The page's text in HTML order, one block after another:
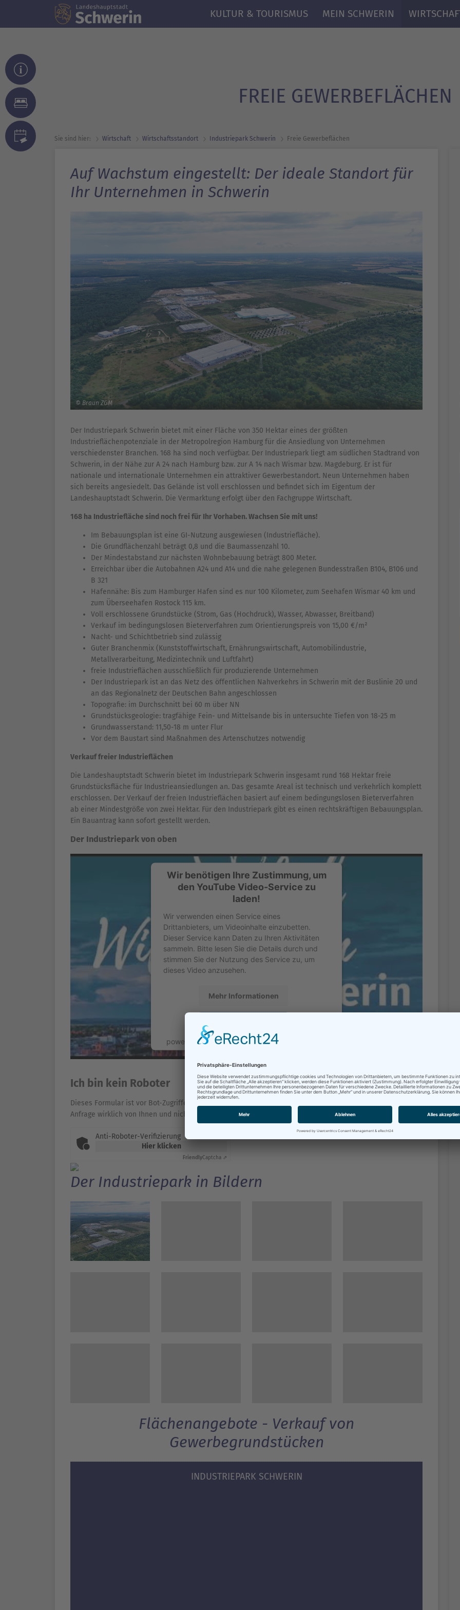
KULTUR & TOURISMUS MEIN SCHWERIN
FREIE GEWERBEFLÄCHEN
Sie sind hier: Wirtschaft Wirtschafts­standort Industrie­park Schwerin Freie Gewerbeflächen
Auf Wachstum eingestellt: Der ideale Standort für
Ihr Unternehmen in Schwerin
© Braun ZGM
Der Industriepark Schwerin bietet mit einer Fläche von 350 Hektar eines der größten
Industrieflächenpotenziale in der Metropolregion Hamburg für die Ansiedlung von Unternehmen
verschiedenster Branchen. 168 ha sind noch verfügbar. Der Industriepark liegt am südlichen Stadtrand von
Schwerin, in der Nähe zur A 24 nach Hamburg bzw. zur A 14 nach Wismar bzw. Magdeburg. Er ist für
nationale und internationale Unternehmen ein attraktiver Gewerbestandort. Neun Unternehmen haben
sich bereits angesiedelt. Das Gelände ist voll erschlossen und befindet sich im Eigentum der
Landeshauptstadt Schwerin. Die Vermarktung erfolgt über den Fachgruppe Wirtschaft.
168 ha Industriefläche sind noch frei für Ihr Vorhaben. Wachsen Sie mit uns!
Im Bebauungsplan ist eine GI-Nutzung ausgewiesen (Industriefläche).
Die Grundflächenzahl beträgt 0,8 und die Baumassenzahl 10.
Der Mindestabstand zur nächsten Wohnbebauung beträgt 800 Meter.
Erreichbar über die Autobahnen A24 und A14 und die nahe gelegenen Bundesstraßen B104, B106 und
B 321
Hafennähe: Bis zum Hamburger Hafen sind es nur 100 Kilometer, zum Seehafen Wismar 40 km und
zum Überseehafen Rostock 115 km.
Voll erschlossene Grundstücke (Strom, Gas (Hochdruck), Wasser, Abwasser, Breitband)
Verkauf im bedingungslosen Bieterverfahren zum Orientierungspreis von 15,00 €/m²
Nacht- und Schichtbetrieb sind zulässig
Guter Branchenmix (Kunststoffwirtschaft, Ernährungswirtschaft, Automobilindustrie,
Metallverarbeitung, Medizintechnik und Luftfahrt)
freie Industrieflächen ausschließlich für produzierende Unternehmen
Der Industriepark ist an das Netz des öffentlichen Nahverkehrs in Schwerin mit der Buslinie 20 und
an das Regionalnetz der Deutschen Bahn angeschlossen
Topografie: im Durchschnitt bei 60 m über NN
Grundstücksgeologie: tragfähige Fein- und Mittelsande bis in untersuchte Tiefen von 18-25 m
Grundwasserstand: 11,50-18 m unter Flur
Vor dem Baustart sind Maßnahmen des Artenschutzes notwendig
Verkauf freier Industrieflächen
Die Landeshauptstadt Schwerin bietet im Industriepark Schwerin insgesamt rund 168 Hektar freie
Grundstücksfläche für Industrieansiedlungen an. Das gesamte Areal ist technisch und verkehrlich komplett
erschlossen. Der Verkauf der freien Industrieflächen basiert auf einem bedingungslosen Bieterverfahren
ab einer Mindestgröße von zwei Hektar. Für den Industriepark gibt es einen rechtskräftigen Bebauungsplan.
Ein Bauantrag kann sofort gestellt werden.
Der Industriepark von oben
Wir benötigen Ihre Zustimmung, um
den YouTube Video-Service zu
laden!
Wir verwenden einen Service eines
Drittanbieters, um Videoinhalte einzubetten.
Dieser Service kann Daten zu Ihren Aktivitäten
sammeln. Bitte lesen Sie die Details durch und
stimmen Sie der Nutzung des Service zu, um
dieses Video anzusehen.
Mehr Informationen
powered byUsercentrics Consent Management
Ich bin kein Roboter
Dieses Formular ist vor Bot-Zugriffen geschützt. Bitte klicken Sie auf den Link, um zu bestätigen, dass die
Anfrage wirklich von Ihnen und nicht von einem Roboter gesendet wird.
Anti-Roboter-Verifizierung
Hier klicken
FriendlyCaptcha ⇗
Der Industriepark in Bildern
Flächenangebote - Verkauf von
Gewerbegrundstücken
INDUSTRIEPARK SCHWERIN